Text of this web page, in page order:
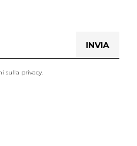
sulla privacy.
INVIA